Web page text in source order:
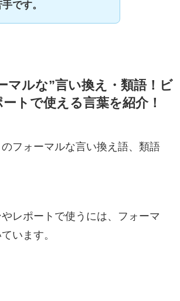
です。
マルな”言い換え・類語！ビ
トで使える言葉を紹介！
フォーマルな言い換え語、類語
レポートで使うには、フォーマ
います。